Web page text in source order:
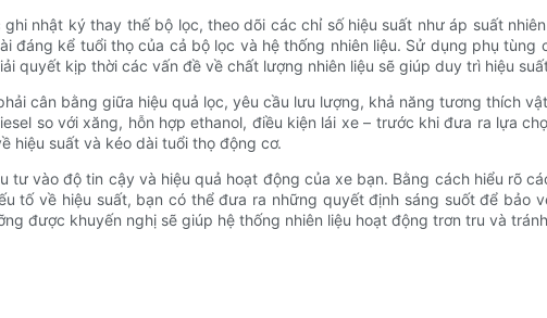
nhật ký thay thế bộ lọc, theo dõi các chỉ số hiệu suất như áp suất
đáng kể tuổi thọ của cả bộ lọc và hệ thống nhiên liệu. Sử dụng phụ
quyết kịp thời các vấn đề về chất lượng nhiên liệu sẽ giúp duy trì hiệu
cân bằng giữa hiệu quả lọc, yêu cầu lưu lượng, khả năng tương thích
so với xăng, hỗn hợp ethanol, điều kiện lái xe – trước khi đưa ra lựa
hiệu suất và kéo dài tuổi thọ động cơ.
tư vào độ tin cậy và hiệu quả hoạt động của xe bạn. Bằng cách hiểu rõ
tố về hiệu suất, bạn có thể đưa ra những quyết định sáng suốt để bảo
được khuyến nghị sẽ giúp hệ thống nhiên liệu hoạt động trơn tru và